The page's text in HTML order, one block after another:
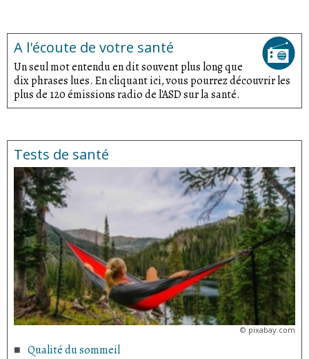
A l'écoute de votre santé
Un seul mot entendu en dit souvent plus long que
dix phrases lues. En cliquant ici, vous pourrez découvrir les
plus de 120 émissions radio de l'ASD sur la santé.
Tests de santé
© pixabay.com
Qualité du sommeil